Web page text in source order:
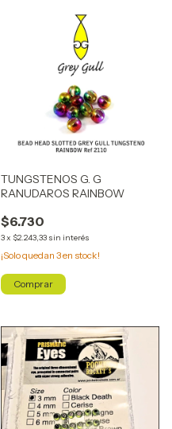
TUNGSTENOS G. G
RANUDAROS RAINBOW
$6.730
3x $2.243,33 sin interés
¡Solo quedan 3en stock!
Comprar